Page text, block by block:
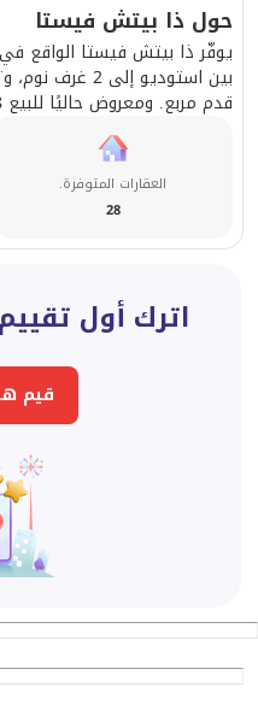
حول ذا بيتش فيستا
يوفّر ذا بيتش فيستا الواقع
قدم مربع. ومعروض حاليًا للبيع 28 وحدة.
العقارات المتوفرة.
28
اترك أول
قيم